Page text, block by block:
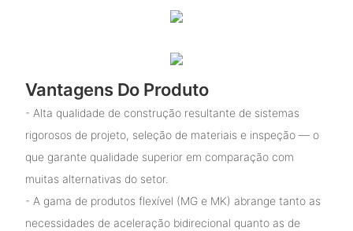
Vantagens Do Produto
- Alta qualidade de construção resultante de sistemas
rigorosos de projeto, seleção de materiais e inspeção — o
que garante qualidade superior em comparação com
muitas alternativas do setor.
- A gama de produtos flexível (MG e MK) abrange tanto as
necessidades de aceleração bidirecional quanto as de